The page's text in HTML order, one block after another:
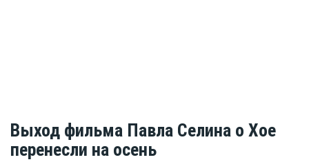
Выход фильма Павла Селина о Хое
перенесли на осень